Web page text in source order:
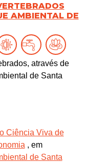
AMBIENTAL DE
através de
de Santa
Ciência Viva de
, em
de Santa